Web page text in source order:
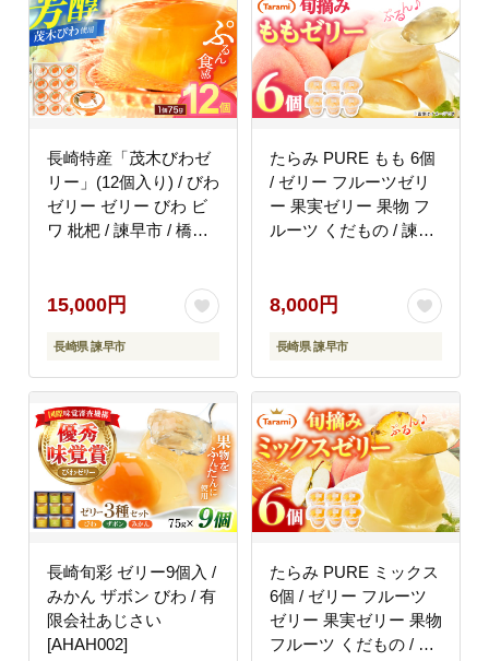
長崎特産「茂木びわゼ
リー」(12個入り) / びわ
ゼリー ゼリー びわ ビ
ワ 枇杷 / 諫早市 / 橋本
15,000円
長崎県 諫早市
たらみ PURE もも 6個
/ ゼリー フルーツゼリ
ー 果実ゼリー 果物 フ
ルーツ くだもの / 諫早
8,000円
長崎県 諫早市
長崎旬彩 ゼリー9個入 /
みかん ザボン びわ / 有
限会社あじさい
[AHAH002]
たらみ PURE ミックス
6個 / ゼリー フルーツ
ゼリー 果実ゼリー 果物
フルーツ くだもの / 諫